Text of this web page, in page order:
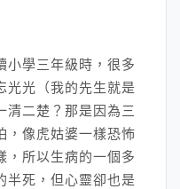
小學三年級時，很多
光光（我的先生就是
清二楚？那是因為三
，像虎姑婆一樣恐怖
，所以生病的一個多
半死，但心靈卻也是